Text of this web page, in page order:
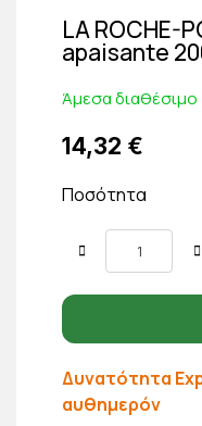
LA ROCHE-
apaisante
Άμεσα διαθέσιμο
14,32 €
Ποσότητα
Δυνατότητα
αυθημερόν